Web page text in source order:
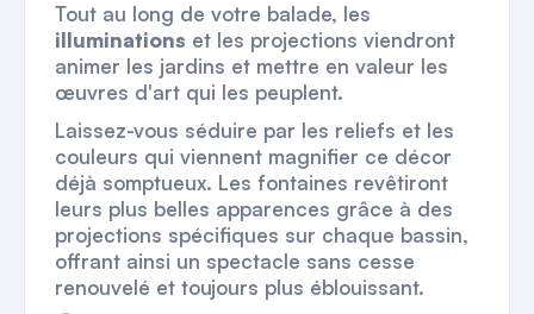
Tout au long de votre balade, les
illuminations et les projections viendront
animer les jardins et mettre en valeur les
œuvres d'art qui les peuplent.
Laissez-vous séduire par les reliefs et les
couleurs qui viennent magnifier ce décor
déjà somptueux. Les fontaines revêtiront
leurs plus belles apparences grâce à des
projections spécifiques sur chaque bassin,
offrant ainsi un spectacle sans cesse
renouvelé et toujours plus éblouissant.